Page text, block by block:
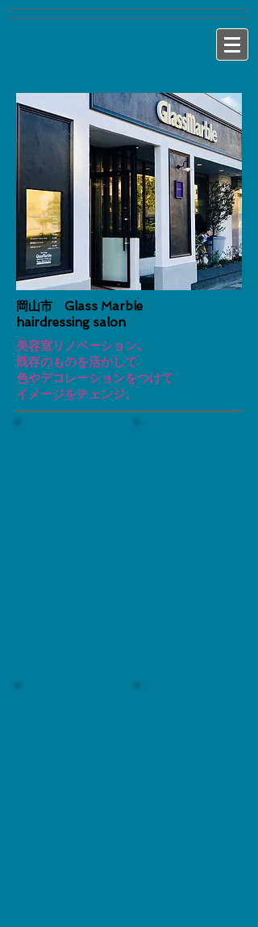
岡山市 Glass Marble
hairdressing salon
美容室リノベーション。
既存のものを活かして
色やデコレーションをつけて
​イメージをチェンジ。